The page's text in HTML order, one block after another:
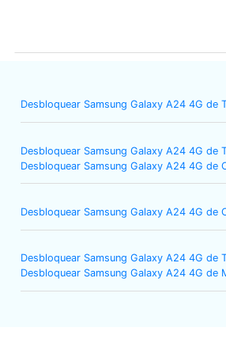
Desbloquear Samsung Galaxy A24 4G de
Desbloquear Samsung Galaxy A24 4G de
Desbloquear Samsung Galaxy A24 4G de
Desbloquear Samsung Galaxy A24 4G de
Desbloquear Samsung Galaxy A24 4G de
Desbloquear Samsung Galaxy A24 4G de